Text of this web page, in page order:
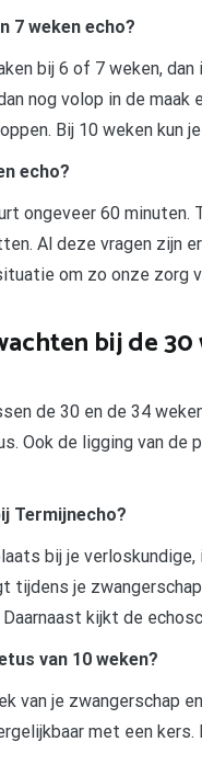
7 weken echo?
bij 6 of 7 weken,
nog volop in de
Bij 10 weken kun
echo?
ongeveer 60 minuten.
Al deze vragen zijn
om zo onze zorg
bij de 30
de 30 en de 34
Ook de ligging van de
Termijnecho?
bij je
tijdens je
kijkt de
van 10 weken?
van je zwangerschap
met een